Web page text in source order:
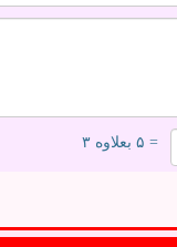
= ۵ بعلاوه ۳